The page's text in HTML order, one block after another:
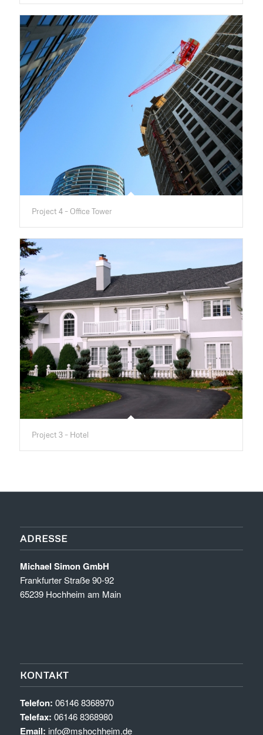
Project 4 – Office Tower
Project 3 – Hotel
ADRESSE
Michael Simon GmbH
Frankfurter Straße 90-92
65239 Hochheim am Main
KONTAKT
Telefon: 06146 8368970
Telefax: 06146 8368980
Email: info@mshochheim.de